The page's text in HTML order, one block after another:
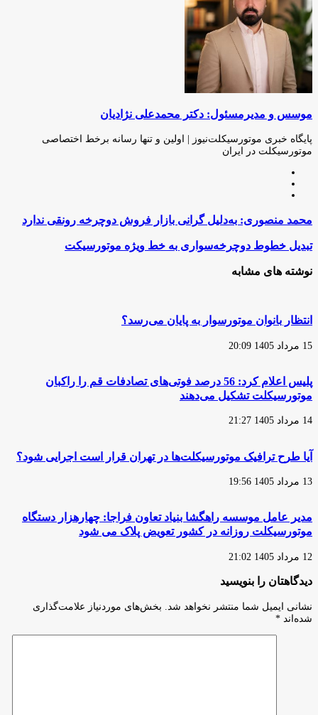
طریق
ایمیل
موسس و مدیرمسئول: دکتر محمدعلی نژادیان
پایگاه خبری موتورسیکلت‌نیوز | اولین و تنها رسانه برخط اختصاصی
موتورسیکلت در ایران
محمد
به‌دلیل
گرانی
بازار
فروش
ندارد
محمد منصوری: به‌دلیل گرانی بازار فروش دوچرخه رونقی ندارد
تبدیل
دوچرخه‌سواری
به
موتورسیکت
تبدیل خطوط دوچرخه‌سواری به خط وی‍ژه موتورسیکت
نوشته های مشابه
انتظار بانوان موتورسوار به پایان می‌رسد؟
15 مرداد 1405 20:09
پلیس اعلام کرد: 56 درصد فوتی‌های تصادفات قم را راکبان
موتورسیکلت تشکیل می‌دهند
14 مرداد 1405 21:27
آیا طرح ترافیک موتورسیکلت‌ها در تهران قرار است اجرایی شود؟
13 مرداد 1405 19:56
مدیر عامل موسسه راهگشا بنیاد تعاون فراجا: چهارهزار دستگاه
موتورسیکلت روزانه در کشور تعویض پلاک می شود
12 مرداد 1405 21:02
دیدگاهتان را بنویسید
نشانی ایمیل شما منتشر نخواهد شد.
بخش‌های موردنیاز علامت‌گذاری
شده‌اند *